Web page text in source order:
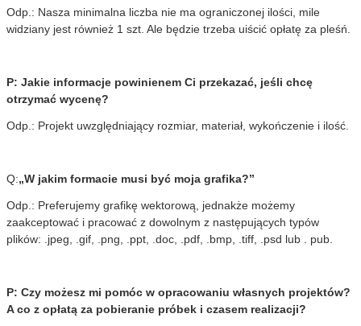
Odp.: Nasza minimalna liczba nie ma ograniczonej ilości, mile
widziany jest również 1 szt. Ale będzie trzeba uiścić opłatę za pleśń.
P: Jakie informacje powinienem Ci przekazać, jeśli chcę
otrzymać wycenę?
Odp.: Projekt uwzględniający rozmiar, materiał, wykończenie i ilość.
Q:„W jakim formacie musi być moja grafika?”
Odp.: Preferujemy grafikę wektorową, jednakże możemy
zaakceptować i pracować z dowolnym z następujących typów
plików: .jpeg, .gif, .png, .ppt, .doc, .pdf, .bmp, .tiff, .psd lub . pub.
P: Czy możesz mi pomóc w opracowaniu własnych projektów?
A co z opłatą za pobieranie próbek i czasem realizacji?